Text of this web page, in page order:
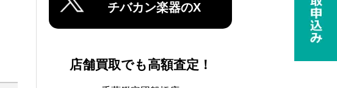
チバカン楽器のX
店舗買取でも高額査定！